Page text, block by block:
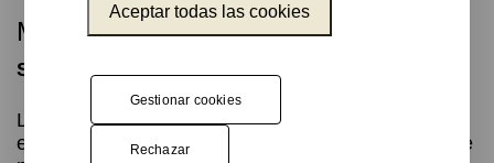
Mesas para eventos
Sistema sencillo de almacenaje
Las mesas TAB son la solución perfecta para tus
eventos porque han sido diseñadas especialmente
Aceptar todas las cookies
Gestionar cookies
Rechazar